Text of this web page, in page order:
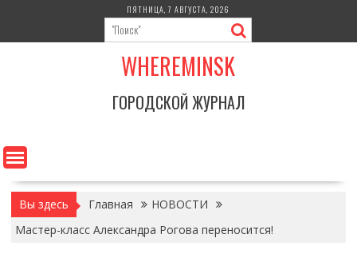
содержимому
ПЯТНИЦА, 7 АВГУСТА, 2026
WHEREMINSK
ГОРОДСКОЙ ЖУРНАЛ
Вы здесь Главная
НОВОСТИ
Мастер-класс Александра Рогова переносится!